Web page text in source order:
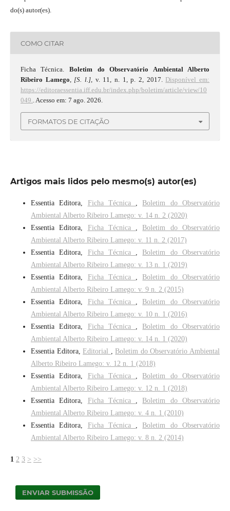
do(s) autor(es).
COMO CITAR
Ficha Técnica. Boletim do Observatório Ambiental Alberto
Ribeiro Lamego, [S. l.], v. 11, n. 1, p. 2, 2017. Disponível em:
https://editoraessentia.iff.edu.br/index.php/boletim/article/view/10
049.. Acesso em: 7 ago. 2026.
FORMATOS DE CITAÇÃO
Artigos mais lidos pelo mesmo(s) autor(es)
Essentia Editora, Ficha Técnica
Boletim do Observatório
Ambiental Alberto Ribeiro Lamego: v. 14 n. 2 (2020)
Essentia Editora, Ficha Técnica
Boletim do Observatório
Ambiental Alberto Ribeiro Lamego: v. 11 n. 2 (2017)
Essentia Editora, Ficha Técnica
Boletim do Observatório
Ambiental Alberto Ribeiro Lamego: v. 13 n. 1 (2019)
Essentia Editora, Ficha Técnica
Boletim do Observatório
Ambiental Alberto Ribeiro Lamego: v. 9 n. 2 (2015)
Essentia Editora, Ficha Técnica
Boletim do Observatório
Ambiental Alberto Ribeiro Lamego: v. 10 n. 1 (2016)
Essentia Editora, Ficha Técnica
Boletim do Observatório
Ambiental Alberto Ribeiro Lamego: v. 14 n. 1 (2020)
Essentia Editora, Editorial
Boletim do Observatório Ambiental
Alberto Ribeiro Lamego: v. 12 n. 1 (2018)
Essentia Editora, Ficha Técnica
Boletim do Observatório
Ambiental Alberto Ribeiro Lamego: v. 12 n. 1 (2018)
Essentia Editora, Ficha Técnica
Boletim do Observatório
Ambiental Alberto Ribeiro Lamego: v. 4 n. 1 (2010)
Essentia Editora, Ficha Técnica
Boletim do Observatório
Ambiental Alberto Ribeiro Lamego: v. 8 n. 2 (2014)
1 2 3 > >>
ENVIAR SUBMISSÃO